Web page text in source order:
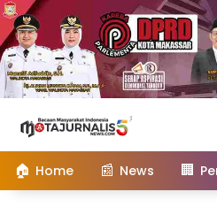
konten
🏠 Home 📰 News 🏢